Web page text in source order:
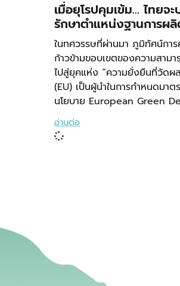
เมื่อยุโรปคุมเข้ม… ไทยจ
รักษาตำแหน่งฐานการผ
ในทศวรรษที่ผ่านมา ภูมิทัศน์การ
ก้าวข้ามขอบเขตของความสาม
ไปสู่ยุคแห่ง “ความยั่งยืนที่วัดผ
(EU) เป็นผู้นำในการกำหนดมาต
นโยบาย European Green
อ่านต่อ